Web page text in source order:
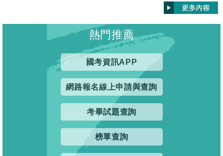
熱門推薦
國考資訊APP
網路報名線上申請與查詢
考畢試題查詢
榜單查詢